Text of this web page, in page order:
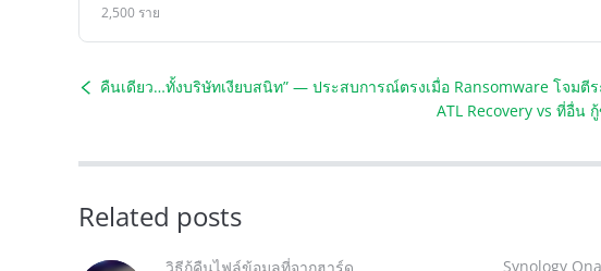
2,500 ราย
คืนเดียว…ทั้งบริษัทเงียบสนิท” — ประสบการณ์ตรงเมื่อ Ransomware โจมตี
ATL Recovery vs ที่อื่น
Related posts
Synology